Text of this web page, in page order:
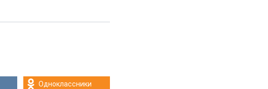
Одноклассники